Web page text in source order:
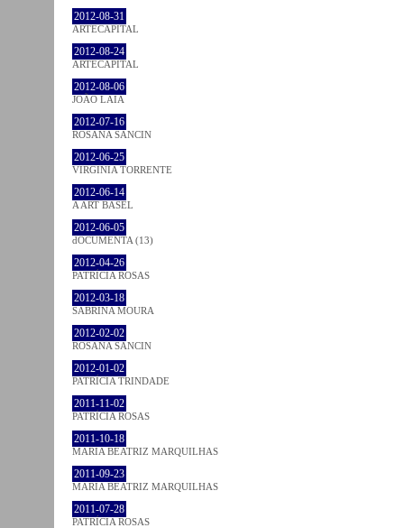
2012-08-31
ARTECAPITAL
2012-08-24
ARTECAPITAL
2012-08-06
JOÃO LAIA
2012-07-16
ROSANA SANCIN
2012-06-25
VIRGINIA TORRENTE
2012-06-14
A ART BASEL
2012-06-05
dOCUMENTA (13)
2012-04-26
PATRÍCIA ROSAS
2012-03-18
SABRINA MOURA
2012-02-02
ROSANA SANCIN
2012-01-02
PATRÍCIA TRINDADE
2011-11-02
PATRÍCIA ROSAS
2011-10-18
MARIA BEATRIZ MARQUILHAS
2011-09-23
MARIA BEATRIZ MARQUILHAS
2011-07-28
PATRÍCIA ROSAS